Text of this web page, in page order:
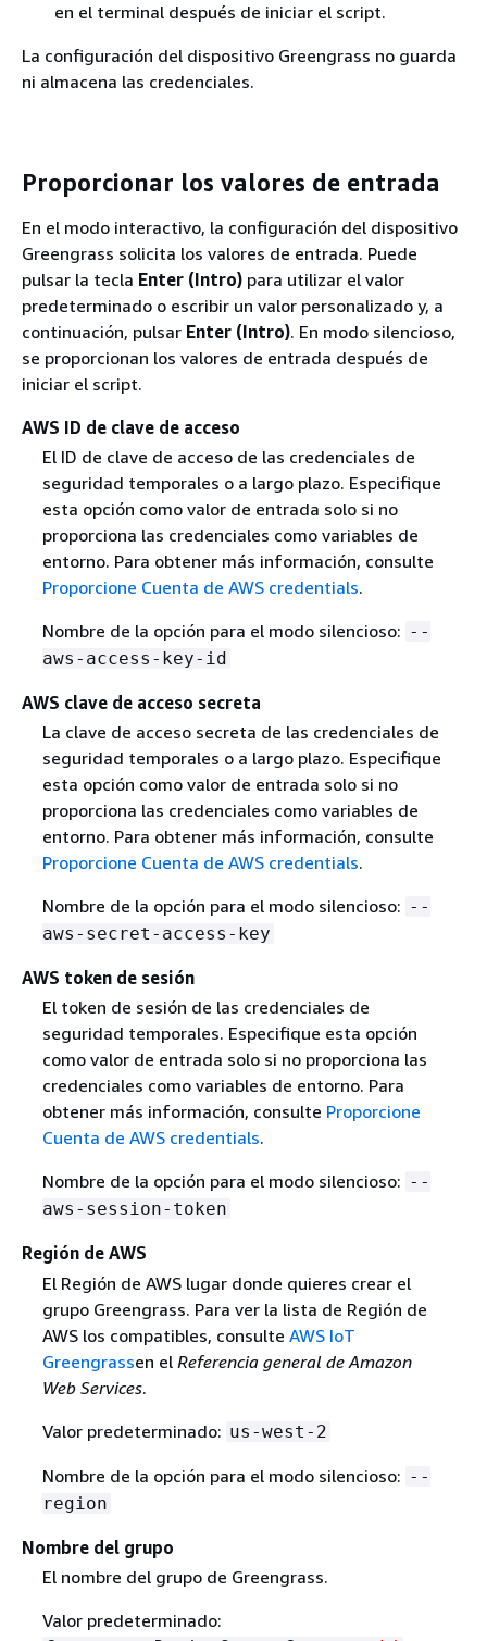
en el terminal después de iniciar el script.
La configuración del dispositivo Greengrass no guarda
ni almacena las credenciales.
Proporcionar los valores de entrada
En el modo interactivo, la configuración del dispositivo
Greengrass solicita los valores de entrada. Puede
pulsar la tecla Enter (Intro) para utilizar el valor
predeterminado o escribir un valor personalizado y, a
continuación, pulsar Enter (Intro). En modo silencioso,
se proporcionan los valores de entrada después de
iniciar el script.
AWS ID de clave de acceso
El ID de clave de acceso de las credenciales de
seguridad temporales o a largo plazo. Especifique
esta opción como valor de entrada solo si no
proporciona las credenciales como variables de
entorno. Para obtener más información, consulte
Proporcione Cuenta de AWS credentials.
Nombre de la opción para el modo silencioso: --
aws-access-key-id
AWS clave de acceso secreta
La clave de acceso secreta de las credenciales de
seguridad temporales o a largo plazo. Especifique
esta opción como valor de entrada solo si no
proporciona las credenciales como variables de
entorno. Para obtener más información, consulte
Proporcione Cuenta de AWS credentials.
Nombre de la opción para el modo silencioso: --
aws-secret-access-key
AWS token de sesión
El token de sesión de las credenciales de
seguridad temporales. Especifique esta opción
como valor de entrada solo si no proporciona las
credenciales como variables de entorno. Para
obtener más información, consulte Proporcione
Cuenta de AWS credentials.
Nombre de la opción para el modo silencioso: --
aws-session-token
Región de AWS
El Región de AWS lugar donde quieres crear el
grupo Greengrass. Para ver la lista de Región de
AWS los compatibles, consulte AWS IoT
Greengrassen el Referencia general de Amazon
Web Services.
Valor predeterminado: us-west-2
Nombre de la opción para el modo silencioso: --
region
Nombre del grupo
El nombre del grupo de Greengrass.
Valor predeterminado: